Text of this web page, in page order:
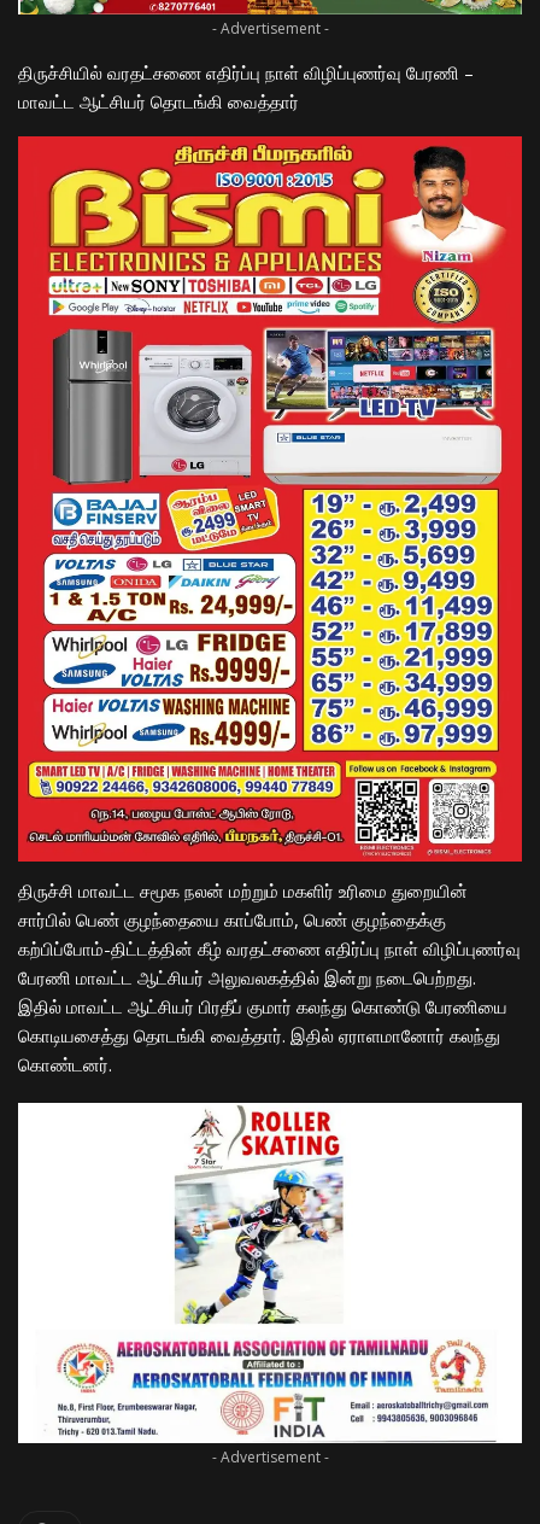
- Advertisement -
திருச்சியில் வரதட்சணை எதிர்ப்பு நாள் விழிப்புணர்வு பேரணி –
மாவட்ட ஆட்சியர் தொடங்கி வைத்தார்
திருச்சி மாவட்ட சமூக நலன் மற்றும் மகளிர் உரிமை துறையின்
சார்பில் பெண் குழந்தையை காப்போம், பெண் குழந்தைக்கு
கற்பிப்போம்-திட்டத்தின் கீழ் வரதட்சணை எதிர்ப்பு நாள் விழிப்புணர்வு
பேரணி மாவட்ட ஆட்சியர் அலுவலகத்தில் இன்று நடைபெற்றது.
இதில் மாவட்ட ஆட்சியர் பிரதீப் குமார் கலந்து கொண்டு பேரணியை
கொடியசைத்து தொடங்கி வைத்தார். இதில் ஏராளமானோர் கலந்து
கொண்டனர்.
- Advertisement -